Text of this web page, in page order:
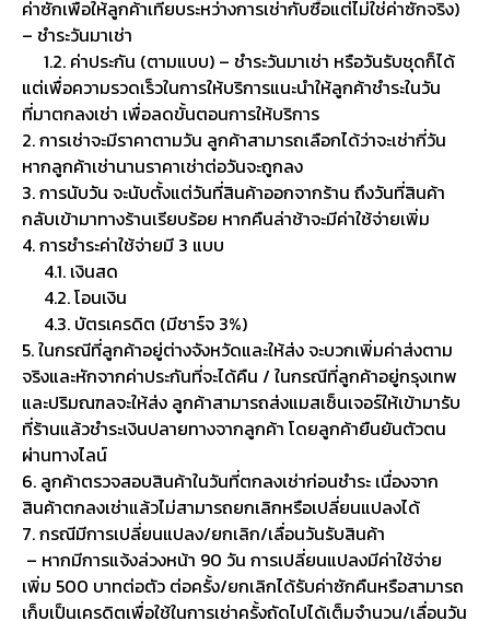
ค่าซักเพื่อให้ลูกค้าเทียบระหว่างการเช่ากับซื้อแต่ไม่ใช่ค่าซักจริง)
– ชำระวันมาเช่า
1.2. ค่าประกัน (ตามแบบ) – ชำระวันมาเช่า หรือวันรับชุดก็ได้
แต่เพื่อความรวดเร็วในการให้บริการแนะนำให้ลูกค้าชำระในวัน
ที่มาตกลงเช่า เพื่อลดขั้นตอนการให้บริการ
2. การเช่าจะมีราคาตามวัน ลูกค้าสามารถเลือกได้ว่าจะเช่ากี่วัน
หากลูกค้าเช่านานราคาเช่าต่อวันจะถูกลง
3. การนับวัน จะนับตั้งแต่วันที่สินค้าออกจากร้าน ถึงวันที่สินค้า
กลับเข้ามาทางร้านเรียบร้อย หากคืนล่าช้าจะมีค่าใช้จ่ายเพิ่ม
4. การชำระค่าใช้จ่ายมี 3 แบบ
4.1. เงินสด
4.2. โอนเงิน
4.3. บัตรเครดิต (มีชาร์จ 3%)
5. ในกรณีที่ลูกค้าอยู่ต่างจังหวัดและให้ส่ง จะบวกเพิ่มค่าส่งตาม
จริงและหักจากค่าประกันที่จะได้คืน / ในกรณีที่ลูกค้าอยู่กรุงเทพ
และปริมณฑลจะให้ส่ง ลูกค้าสามารถส่งแมสเซ็นเจอร์ให้เข้ามารับ
ที่ร้านแล้วชำระเงินปลายทางจากลูกค้า โดยลูกค้ายืนยันตัวตน
ผ่านทางไลน์
6. ลูกค้าตรวจสอบสินค้าในวันที่ตกลงเช่าก่อนชำระ เนื่องจาก
สินค้าตกลงเช่าแล้วไม่สามารถยกเลิกหรือเปลี่ยนแปลงได้
7. กรณีมีการเปลี่ยนแปลง/ยกเลิก/เลื่อนวันรับสินค้า
– หากมีการแจ้งล่วงหน้า 90 วัน การเปลี่ยนแปลงมีค่าใช้จ่าย
เพิ่ม 500 บาทต่อตัว ต่อครั้ง/ยกเลิกได้รับค่าซักคืนหรือสามารถ
เก็บเป็นเครดิตเพื่อใช้ในการเช่าครั้งถัดไปได้เต็มจำนวน/เลื่อนวัน